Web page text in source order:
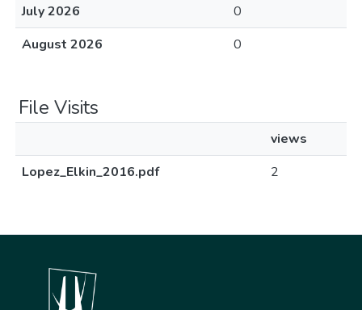
July 2026
0
August 2026
0
File Visits
views
Lopez_Elkin_2016.pdf
2